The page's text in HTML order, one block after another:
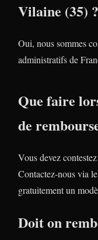
Vilaine (35) ?
Oui, nous sommes
administratifs de
Que faire
de
Vous devez
Contactez-nous via
gratuitement un
Doit on